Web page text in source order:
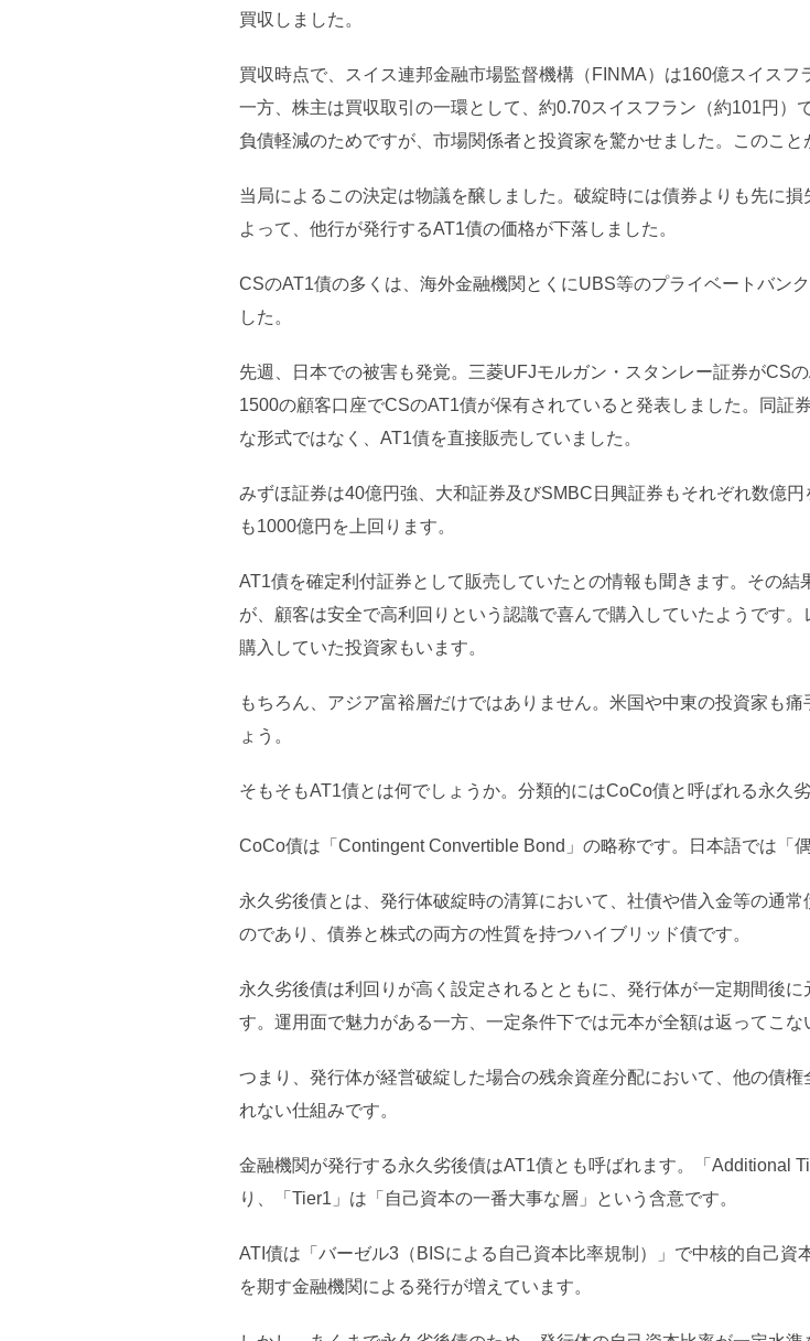
買収しました。
買収時点で、スイス連邦金融市場監督機構（FINMA）は160億スイスフ
一方、株主は買収取引の一環として、約0.70スイスフラン（約101円
負債軽減のためですが、市場関係者と投資家を驚かせました。このこと
当局によるこの決定は物議を醸しました。破綻時には債券よりも先に
よって、他行が発行するAT1債の価格が下落しました。
CSのAT1債の多くは、海外金融機関とくにUBS等のプライベートバン
した。
先週、日本での被害も発覚。三菱UFJモルガン・スタンレー証券がCS
1500の顧客口座でCSのAT1債が保有されていると発表しました。同証
な形式ではなく、AT1債を直接販売していました。
みずほ証券は40億円強、大和証券及びSMBC日興証券もそれぞれ数億
も1000億円を上回ります。
AT1債を確定利付証券として販売していたとの情報も聞きます。その
が、顧客は安全で高利回りという認識で喜んで購入していたようです
購入していた投資家もいます。
もちろん、アジア富裕層だけではありません。米国や中東の投資家も
ょう。
そもそもAT1債とは何でしょうか。分類的にはCoCo債と呼ばれる永久
CoCo債は「Contingent Convertible Bond」の略称です。日本語では「
永久劣後債とは、発行体破綻時の清算において、社債や借入金等の通
のであり、債券と株式の両方の性質を持つハイブリッド債です。
永久劣後債は利回りが高く設定されるとともに、発行体が一定期間後
す。運用面で魅力がある一方、一定条件下では元本が全額は返ってこな
つまり、発行体が経営破綻した場合の残余資産分配において、他の債
れない仕組みです。
金融機関が発行する永久劣後債はAT1債とも呼ばれます。「Additional
り、「Tier1」は「自己資本の一番大事な層」という含意です。
ATI債は「バーゼル3（BISによる自己資本比率規制）」で中核的自己
を期す金融機関による発行が増えています。